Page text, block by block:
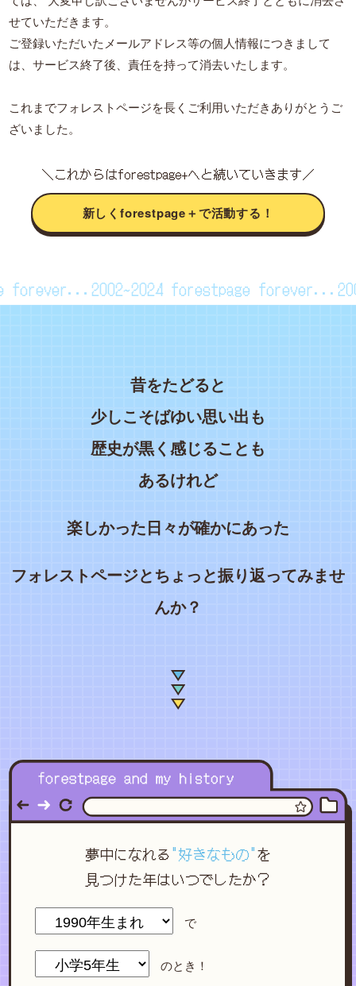
せていただきます。
ご登録いただいたメールアドレス等の個人情報につきまして
は、サービス終了後、責任を持って消去いたします。
これまでフォレストページを長くご利用いただきありがとうご
ざいました。
＼これからはforestpage+へと続いていきます／
新しくforestpage＋で活動する！
forever...2002~2024 forestpage
昔をたどると
少しこそばゆい思い出も
歴史が黒く感じることも
あるけれど
楽しかった日々が確かにあった
フォレストページとちょっと振り返ってみませ
んか？
夢中になれる"好きなもの"を
見つけた年はいつでしたか？
で
のとき！